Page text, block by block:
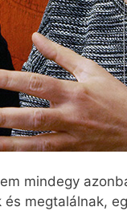
mindegy
megtalálnak,